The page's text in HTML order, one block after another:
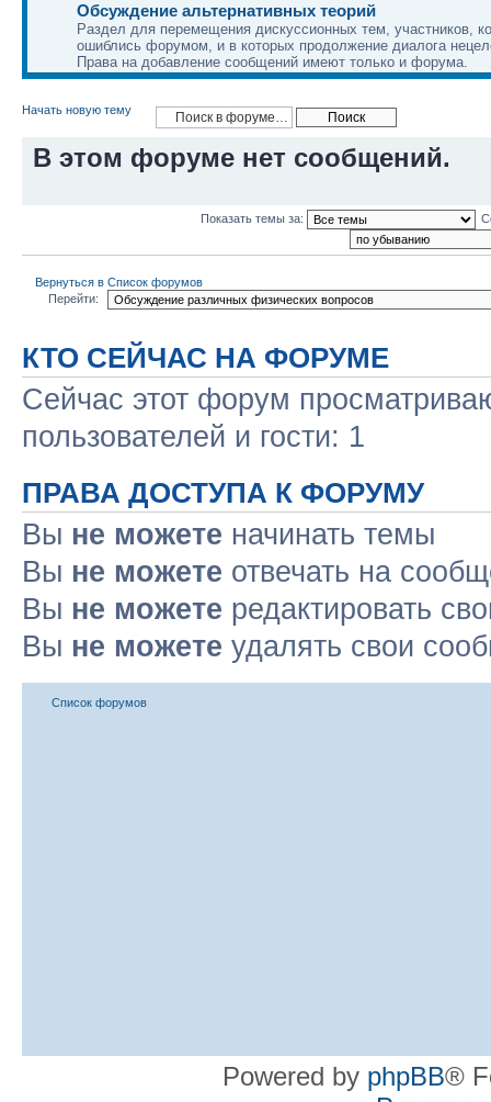
Обсуждение альтернативных теорий
Раздел для перемещения дискуссионных тем, участников,
ошиблись форумом, и в которых продолжение диалога
Права на добавление сообщений имеют только и форума.
Начать новую тему
В этом форуме нет сообщений.
Показать темы за:
Вернуться в Список форумов
Перейти:
КТО СЕЙЧАС НА ФОРУМЕ
Сейчас этот форум
пользователей и гости: 1
ПРАВА ДОСТУПА К ФОРУМУ
Вы не можете начинать темы
Вы не можете отвечать на
Вы не можете редактировать
Вы не можете удалять свои
Список форумов
Powered by phpBB®